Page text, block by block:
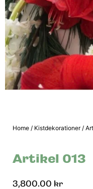
Home / Kistdekorationer/
Artikel 013
3,800.00 kr